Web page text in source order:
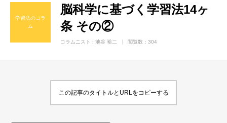
学習法のコラ
ム
脳科学に基づく学習法14ヶ
条 その②
コラムニスト : 池谷 裕二 閲覧数：304
この記事のタイトルとURLをコピーする